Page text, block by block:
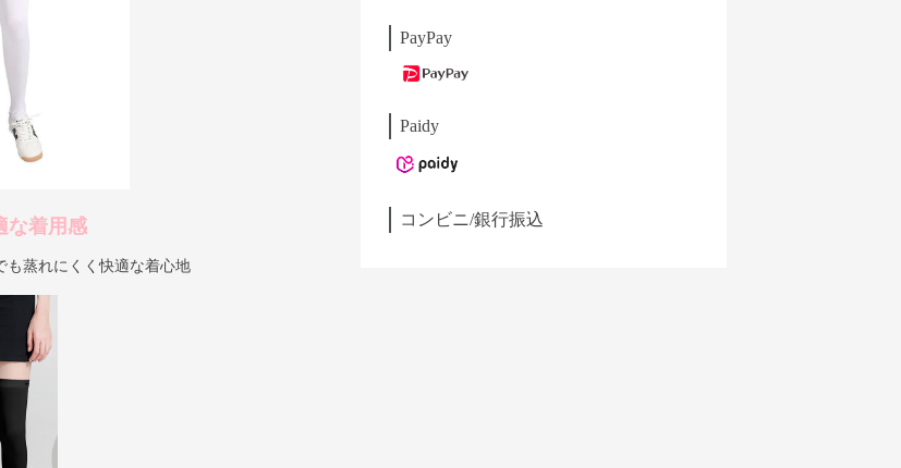
な着用感
も蒸れにくく快適な着心地
PayPay
Paidy
コンビニ/銀行振込